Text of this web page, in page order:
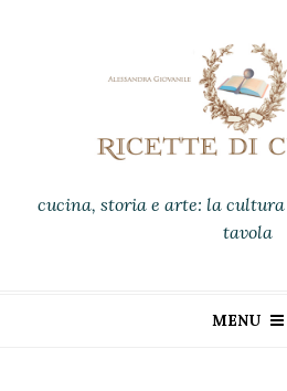
cucina, storia e arte: la
tavola
MENU